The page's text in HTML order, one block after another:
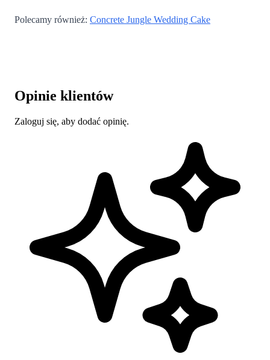
Polecamy również: Concrete Jungle Wedding Cake
Opinie klientów
Zaloguj się, aby dodać opinię.